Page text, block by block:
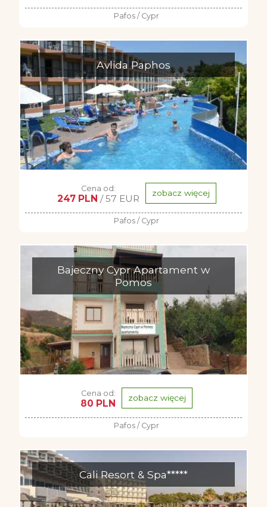
Pafos / Cypr
Avlida Paphos
Cena od:
247 PLN / 57 EUR zobacz więcej
Pafos / Cypr
Bajeczny Cypr Apartament w
Pomos
Cena od:
80 PLN zobacz więcej
Pafos / Cypr
Cali Resort & Spa*****